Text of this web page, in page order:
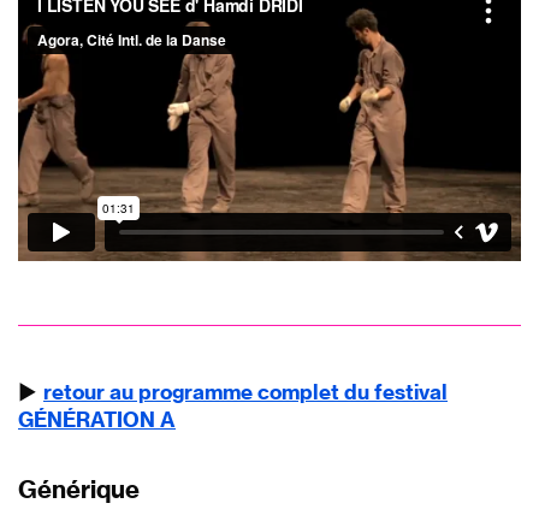
▶︎ retour au programme complet du festival
GÉNÉRATION A
Générique